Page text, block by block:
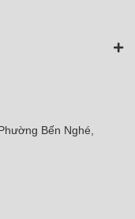
Bến Nghé,